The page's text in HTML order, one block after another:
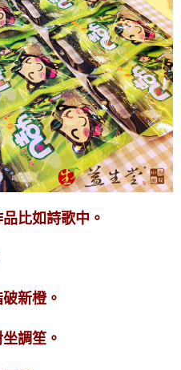
比如詩歌中。
新橙。
調笙。